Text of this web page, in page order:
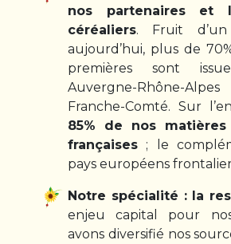
nos partenaires et
céréaliers. Fruit d’un
aujourd’hui, plus de
premières sont
Auvergne-Rhône-
Franche-Comté. Sur
85% de nos
françaises ; le
pays européens
Notre spécialité : la
enjeu capital pour
avons diversifié nos